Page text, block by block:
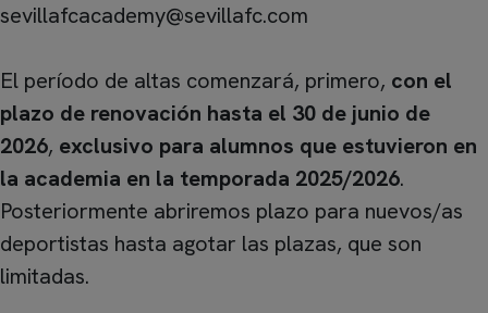
sevillafcacademy@sevillafc.com
El período de altas comenzará, primero, con el
plazo de renovación hasta el 30 de junio de
2026, exclusivo para alumnos que estuvieron en
la academia en la temporada 2025/2026.
Posteriormente abriremos plazo para nuevos/as
deportistas hasta agotar las plazas, que son
limitadas.